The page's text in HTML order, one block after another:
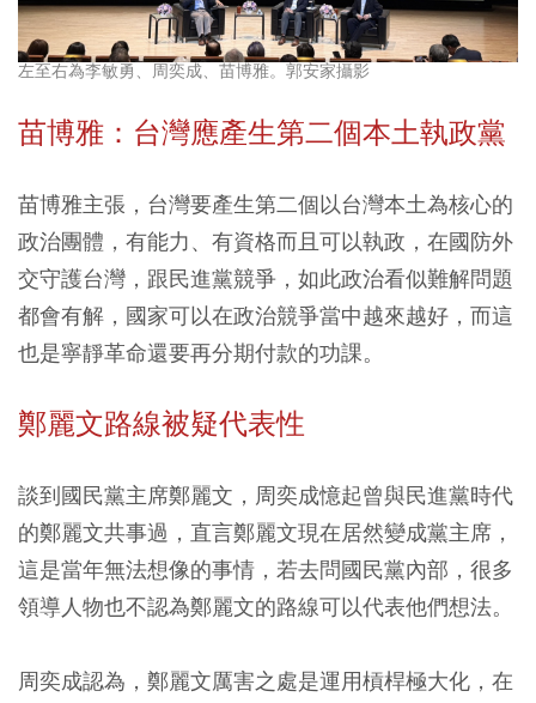
左至右為李敏勇、周奕成、苗博雅。郭安家攝影
苗博雅：台灣應產生第二個本土執政黨
苗博雅主張，台灣要產生第二個以台灣本土為核心的
政治團體，有能力、有資格而且可以執政，在國防外
交守護台灣，跟民進黨競爭，如此政治看似難解問題
都會有解，國家可以在政治競爭當中越來越好，而這
也是寧靜革命還要再分期付款的功課。
鄭麗文路線被疑代表性
談到國民黨主席鄭麗文，周奕成憶起曾與民進黨時代
的鄭麗文共事過，直言鄭麗文現在居然變成黨主席，
這是當年無法想像的事情，若去問國民黨內部，很多
領導人物也不認為鄭麗文的路線可以代表他們想法。
周奕成認為，鄭麗文厲害之處是運用槓桿極大化，在